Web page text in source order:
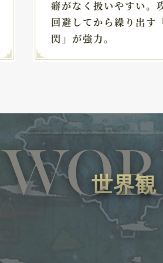
癖がなく扱いやすい。
回避してから繰り出す
閃」が強力。
世界観